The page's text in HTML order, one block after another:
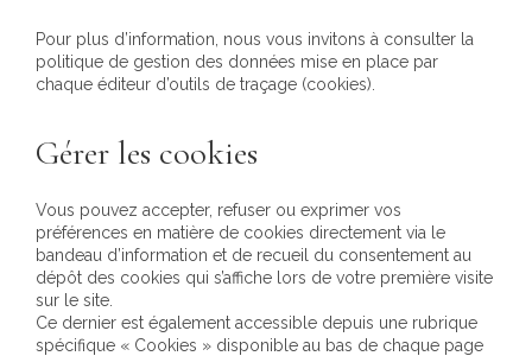
Pour plus d’information, nous vous invitons à consulter la
politique de gestion des données mise en place par
chaque éditeur d’outils de traçage (cookies).
Gérer les cookies
Vous pouvez accepter, refuser ou exprimer vos
préférences en matière de cookies directement via le
bandeau d’information et de recueil du consentement au
dépôt des cookies qui s’affiche lors de votre première visite
sur le site.
Ce dernier est également accessible depuis une rubrique
spécifique « Cookies » disponible au bas de chaque page